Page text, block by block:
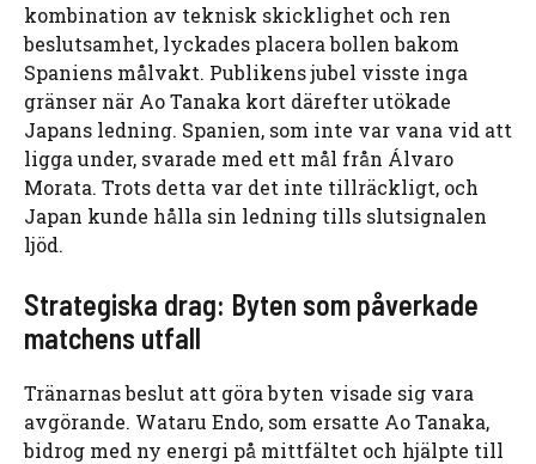
kombination av teknisk skicklighet och ren
beslutsamhet, lyckades placera bollen bakom
Spaniens målvakt. Publikens jubel visste inga
gränser när Ao Tanaka kort därefter utökade
Japans ledning. Spanien, som inte var vana vid att
ligga under, svarade med ett mål från Álvaro
Morata. Trots detta var det inte tillräckligt, och
Japan kunde hålla sin ledning tills slutsignalen
ljöd.
Strategiska drag: Byten som påverkade
matchens utfall
Tränarnas beslut att göra byten visade sig vara
avgörande. Wataru Endo, som ersatte Ao Tanaka,
bidrog med ny energi på mittfältet och hjälpte till